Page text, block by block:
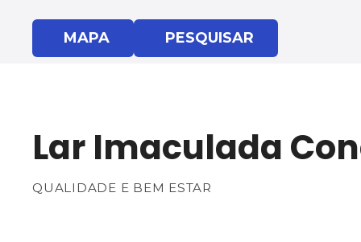
MAPA PESQUISAR
Lar Imaculada
QUALIDADE E BEM ESTAR